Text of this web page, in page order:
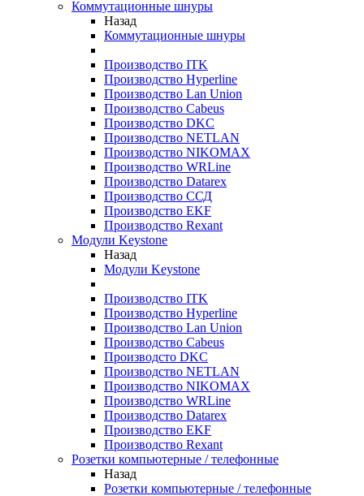
Коммутационные шнуры
Назад
Коммутационные шнуры
Производство ITK
Производство Hyperline
Производство Lan Union
Производство Cabeus
Производство DKC
Производство NETLAN
Производство NIKOMAX
Производство WRLine
Производство Datarex
Производство ССД
Производство EKF
Производство Rexant
Модули Keystone
Назад
Модули Keystone
Производство ITK
Производство Hyperline
Производство Lan Union
Производство Cabeus
Производсто DKC
Производство NETLAN
Производство NIKOMAX
Производство WRLine
Производство Datarex
Производство EKF
Производство Rexant
Розетки компьютерные / телефонные
Назад
Розетки компьютерные / телефонные